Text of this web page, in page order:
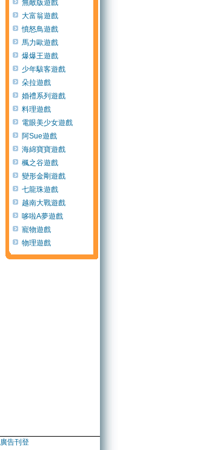
無敵版遊戲
大富翁遊戲
憤怒鳥遊戲
馬力歐遊戲
爆爆王遊戲
少年駭客遊戲
朵拉遊戲
婚禮系列遊戲
料理遊戲
電眼美少女遊戲
阿Sue遊戲
海綿寶寶遊戲
楓之谷遊戲
變形金剛遊戲
七龍珠遊戲
越南大戰遊戲
哆啦A夢遊戲
寵物遊戲
物理遊戲
廣告刊登